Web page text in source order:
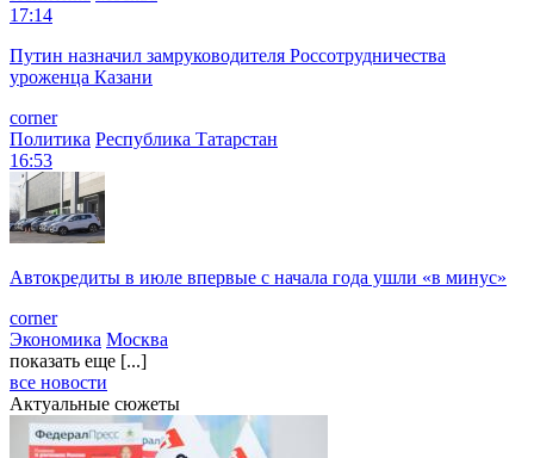
17:14
Путин назначил замруководителя Россотрудничества
уроженца Казани
corner
Политика Республика Татарстан
16:53
Автокредиты в июле впервые с начала года ушли «в минус»
corner
Экономика Москва
показать еще [...]
все новости
Актуальные сюжеты